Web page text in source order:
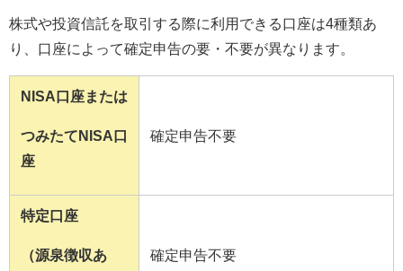
株式や投資信託を取引する際に利用できる口座は4種類あ
り、口座によって確定申告の要・不要が異なります。
NISA口座または
つみたてNISA口
座
確定申告不要
特定口座
（源泉徴収あ
確定申告不要